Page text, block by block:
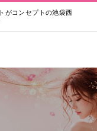
がコンセプトの池袋西